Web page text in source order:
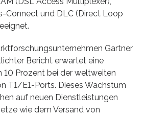
Connect und DLC (Direct Loop
Gartner
Bericht erwartet eine
Prozent bei der weltweiten
T1/E1-Ports. Dieses Wachstum
auf neuen Dienstleistungen
wie dem Versand von